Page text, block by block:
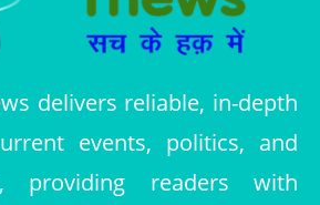
delivers reliable, in-depth
events, politics, and
providing readers with